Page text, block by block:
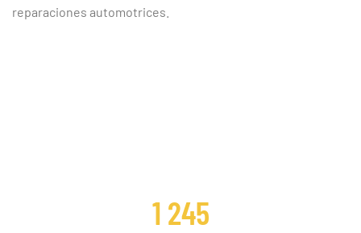
reparaciones automotrices.
1 245